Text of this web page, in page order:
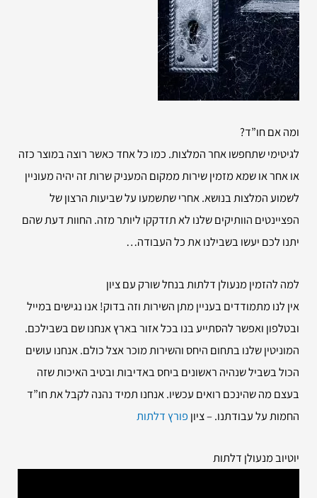
ומה אם חו”ד?
לגיטימי שתחפשו אחר המלצות. כמו כל אחד כאשר רוצה במוצר כזה
או אחר או שמא מזמין שירות ממקום המעניק שרות זה יהיה מעוניין
לשמוע המלצות בנושא. אחרי שתשמעו על שביעות הרצון של
הפציינטים הוותיקים שלנו לא תזדקקו ליותר מזה. החוות דעת שהם
יתנו לכם יעשו בשבילנו את כל העבודה…
למה להזמין מנעולן דלתות בנחל שורק עם ציון
אין לנו מתמודדים בעניין מתן השירות וזה בדוק! אנו נגישים במייל
ובטלפון ואפשר להסתייע בנו בכל אזור בארץ אנחנו שם בשבילכם.
המוניטין שלנו בתחום היחס והשירות מוכר אצל כולם. אנחנו עושים
הכול בשביל שנהיה ראשונים ביחס באדיבות ובטיב האיכות שזה
בעצם מה שהינכם רואים עכשיו. אנחנו תמיד נהנה לקבל את חו”ד
החמות על עבודתנו. – ציון פורץ דלתות
יוטיוב מנעולן דלתות